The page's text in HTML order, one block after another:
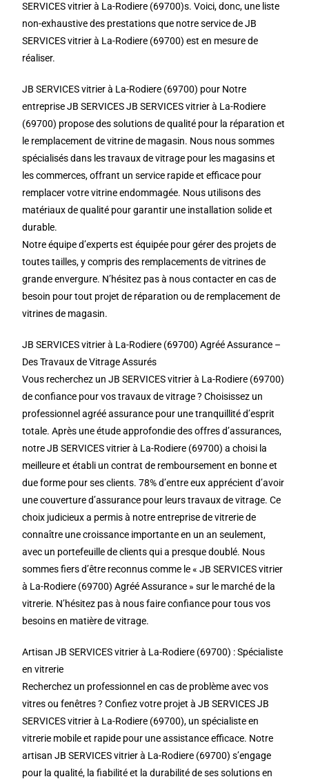
SERVICES vitrier à La-Rodiere (69700)s. Voici, donc, une liste
non-exhaustive des prestations que notre service de JB
SERVICES vitrier à La-Rodiere (69700) est en mesure de
réaliser.
JB SERVICES vitrier à La-Rodiere (69700) pour Notre
entreprise JB SERVICES JB SERVICES vitrier à La-Rodiere
(69700) propose des solutions de qualité pour la réparation et
le remplacement de vitrine de magasin. Nous nous sommes
spécialisés dans les travaux de vitrage pour les magasins et
les commerces, offrant un service rapide et efficace pour
remplacer votre vitrine endommagée. Nous utilisons des
matériaux de qualité pour garantir une installation solide et
durable.
Notre équipe d’experts est équipée pour gérer des projets de
toutes tailles, y compris des remplacements de vitrines de
grande envergure. N’hésitez pas à nous contacter en cas de
besoin pour tout projet de réparation ou de remplacement de
vitrines de magasin.
JB SERVICES vitrier à La-Rodiere (69700) Agréé Assurance –
Des Travaux de Vitrage Assurés
Vous recherchez un JB SERVICES vitrier à La-Rodiere (69700)
de confiance pour vos travaux de vitrage ? Choisissez un
professionnel agréé assurance pour une tranquillité d’esprit
totale. Après une étude approfondie des offres d’assurances,
notre JB SERVICES vitrier à La-Rodiere (69700) a choisi la
meilleure et établi un contrat de remboursement en bonne et
due forme pour ses clients. 78% d’entre eux apprécient d’avoir
une couverture d’assurance pour leurs travaux de vitrage. Ce
choix judicieux a permis à notre entreprise de vitrerie de
connaître une croissance importante en un an seulement,
avec un portefeuille de clients qui a presque doublé. Nous
sommes fiers d’être reconnus comme le « JB SERVICES vitrier
à La-Rodiere (69700) Agréé Assurance » sur le marché de la
vitrerie. N’hésitez pas à nous faire confiance pour tous vos
besoins en matière de vitrage.
Artisan JB SERVICES vitrier à La-Rodiere (69700) : Spécialiste
en vitrerie
Recherchez un professionnel en cas de problème avec vos
vitres ou fenêtres ? Confiez votre projet à JB SERVICES JB
SERVICES vitrier à La-Rodiere (69700), un spécialiste en
vitrerie mobile et rapide pour une assistance efficace. Notre
artisan JB SERVICES vitrier à La-Rodiere (69700) s’engage
pour la qualité, la fiabilité et la durabilité de ses solutions en